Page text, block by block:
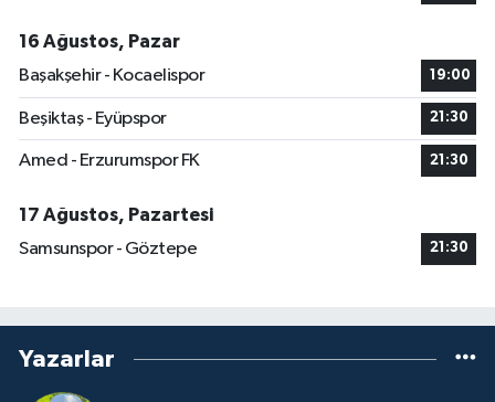
16 Ağustos, Pazar
Başakşehir - Kocaelispor
19:00
Beşiktaş - Eyüpspor 21:30
Amed - Erzurumspor FK 21:30
17 Ağustos, Pazartesi
Samsunspor - Göztepe
21:30
Yazarlar